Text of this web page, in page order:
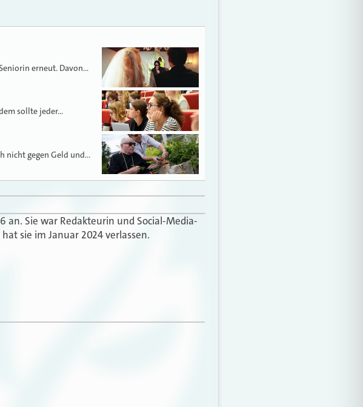
erneut. Davon…
sollte jeder…
nicht gegen Geld und…
an. Sie war Redakteurin und Social-Media-
sie im Januar 2024 verlassen.